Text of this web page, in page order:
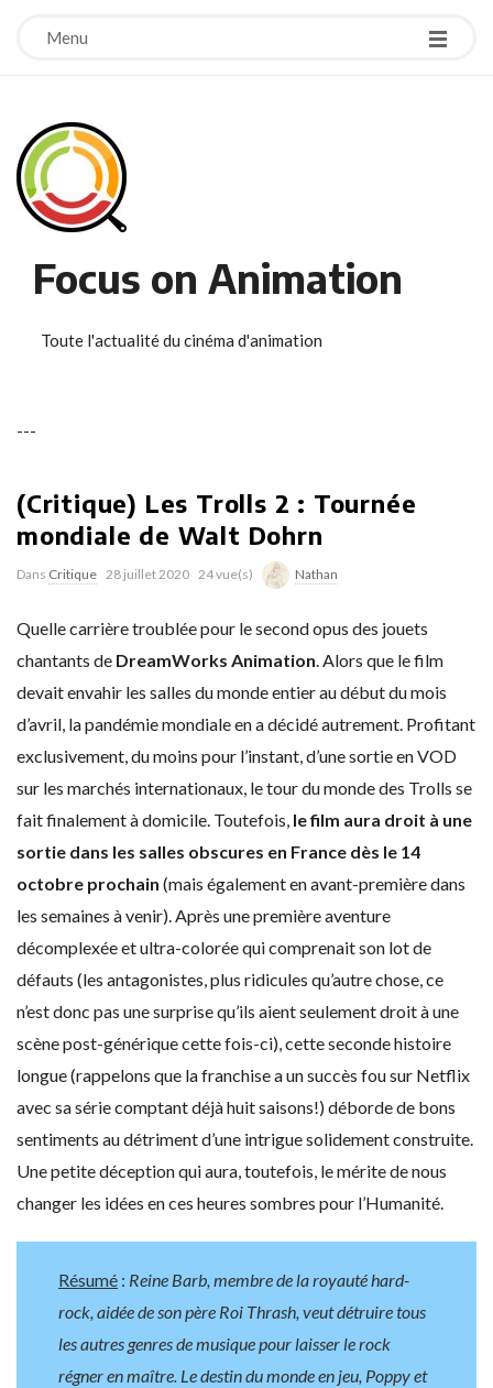
Menu
Focus on Animation
Toute l'actualité du cinéma d'animation
---
(Critique) Les Trolls 2 : Tournée
mondiale de Walt Dohrn
Dans Critique 28 juillet 2020 24 vue(s) Nathan
Quelle carrière troublée pour le second opus des jouets
chantants de DreamWorks Animation. Alors que le film
devait envahir les salles du monde entier au début du mois
d’avril, la pandémie mondiale en a décidé autrement. Profitant
exclusivement, du moins pour l’instant, d’une sortie en VOD
sur les marchés internationaux, le tour du monde des Trolls se
fait finalement à domicile. Toutefois, le film aura droit à une
sortie dans les salles obscures en France dès le 14
octobre prochain (mais également en avant-première dans
les semaines à venir). Après une première aventure
décomplexée et ultra-colorée qui comprenait son lot de
défauts (les antagonistes, plus ridicules qu’autre chose, ce
n’est donc pas une surprise qu’ils aient seulement droit à une
scène post-générique cette fois-ci), cette seconde histoire
longue (rappelons que la franchise a un succès fou sur Netflix
avec sa série comptant déjà huit saisons!) déborde de bons
sentiments au détriment d’une intrigue solidement construite.
Une petite déception qui aura, toutefois, le mérite de nous
changer les idées en ces heures sombres pour l’Humanité.
Résumé : Reine Barb, membre de la royauté hard-
rock, aidée de son père Roi Thrash, veut détruire tous
les autres genres de musique pour laisser le rock
régner en maître. Le destin du monde en jeu, Poppy et